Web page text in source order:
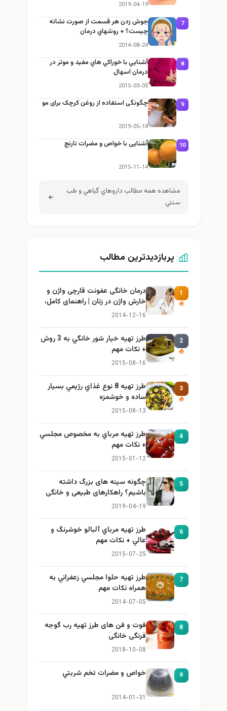
2019-04-19
7
جوش زدن هر قسمت از صورت نشانه
چيست؟ + روشهاي درمان
2014-08-24
8
آشنايي با خوراكي هاي مفيد و موثر در
درمان اسهال
2015-03-05
9 چگونگی استفاده از روغن کرچک برای مو
2019-05-18
10 آشنایی با خواص و مضرات نارنج
2015-11-14
مشاهده همه مطالب داروهاي گياهي و طب
سنتي
پربازدیدترین مطالب
1
درمان خانگی عفونت قارچی واژن و
خارش واژن در زنان | راهنمای کامل،
ایمن و کاربردی
2014-12-16
2
طرز تهيه خیار شور خانگي به 3 روش
+ نكات مهم
2015-08-16
3
طرز تهيه 8 نوع غذاي رژيمي بسيار
ساده و خوشمزه
2015-08-13
4
طرز تهيه مرباي به مخصوص مجلسي
+ نكات مهم
2015-01-12
5
چگونه سینه های بزرگ داشته
باشیم؟ راهکارهای طبیعی و خانگی
برای بزرگ کردن سینه
2019-04-19
6
طرز تهيه مرباي آلبالو خوشرنگ و
عالي + نكات مهم
2015-07-25
7
طرز تهيه حلوا مجلسي زعفراني به
همراه نكات مهم
2014-07-05
8
فوت و فن های طرز تهیه رب گوجه
فرنگی خانگی
2018-10-08
9 خواص و مضرات تخم شربتي
2014-01-31